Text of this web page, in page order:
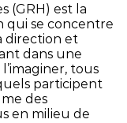
(GRH) est la
qui se concentre
direction et
dans une
tous
participent
des
en milieu de